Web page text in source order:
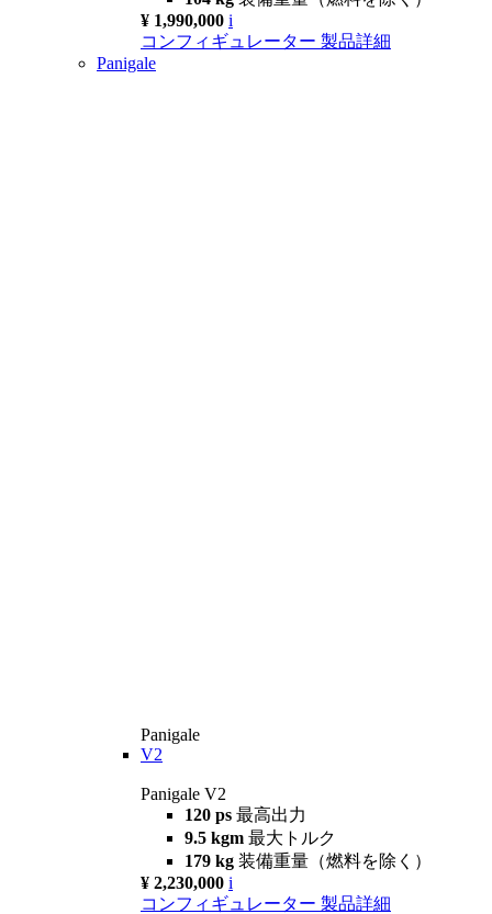
¥ 1,990,000 i
コンフィギュレーター 製品詳細
Panigale
Panigale
V2
Panigale V2
120 ps 最高出力
9.5 kgm 最大トルク
179 kg 装備重量（燃料を除く）
¥ 2,230,000 i
コンフィギュレーター 製品詳細